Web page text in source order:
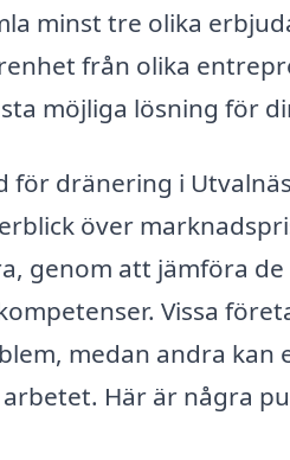
minst tre olika
från olika
möjliga lösning för
för dränering i
över
genom att jämföra
Vissa
medan andra
Här är några